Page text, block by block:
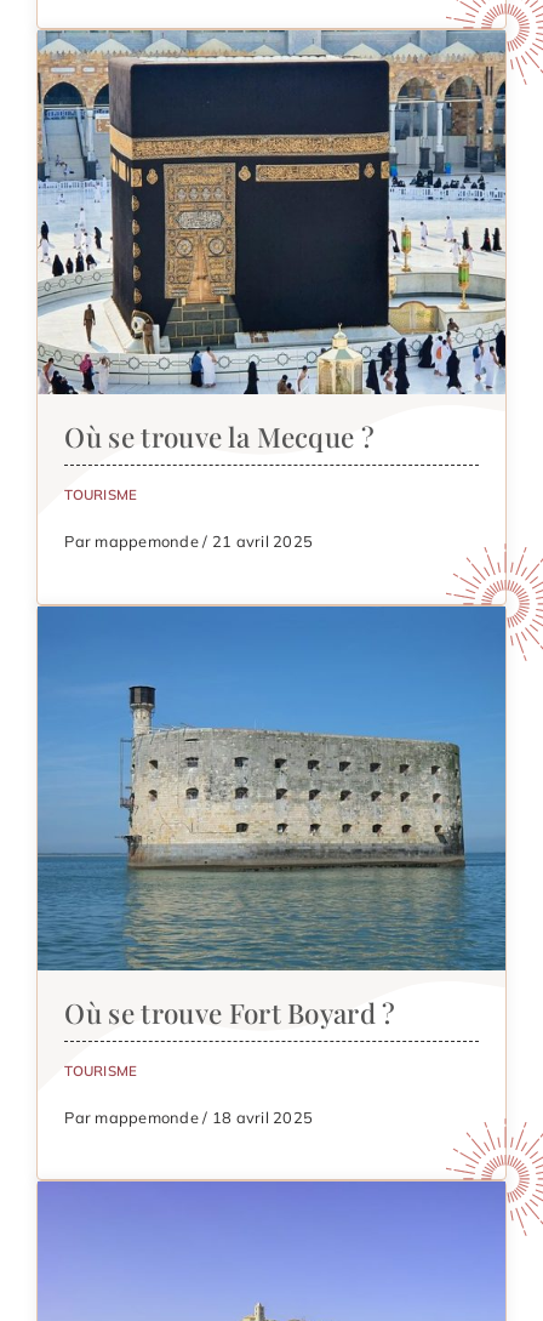
Où se trouve la Mecque ?
TOURISME
Par mappemonde / 21 avril 2025
Où se trouve Fort Boyard ?
TOURISME
Par mappemonde / 18 avril 2025